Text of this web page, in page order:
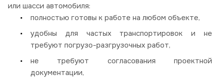
или шасси автомобиля:
полностью готовы к работе на любом объекте,
удобны для частых транспортировок и не
требуют погрузо-разгрузочных работ,
не требуют согласования проектной
документации,